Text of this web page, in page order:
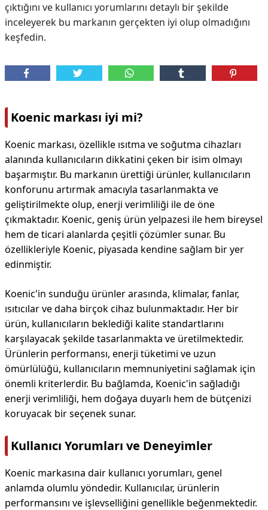
çıktığını ve kullanıcı yorumlarını detaylı bir şekilde
inceleyerek bu markanın gerçekten iyi olup olmadığını
keşfedin.
Koenic markası iyi mi?
Koenic markası, özellikle ısıtma ve soğutma cihazları
alanında kullanıcıların dikkatini çeken bir isim olmayı
başarmıştır. Bu markanın ürettiği ürünler, kullanıcıların
konforunu artırmak amacıyla tasarlanmakta ve
geliştirilmekte olup, enerji verimliliği ile de öne
çıkmaktadır. Koenic, geniş ürün yelpazesi ile hem bireysel
hem de ticari alanlarda çeşitli çözümler sunar. Bu
özellikleriyle Koenic, piyasada kendine sağlam bir yer
edinmiştir.
Koenic'in sunduğu ürünler arasında, klimalar, fanlar,
ısıtıcılar ve daha birçok cihaz bulunmaktadır. Her bir
ürün, kullanıcıların beklediği kalite standartlarını
karşılayacak şekilde tasarlanmakta ve üretilmektedir.
Ürünlerin performansı, enerji tüketimi ve uzun
ömürlülüğü, kullanıcıların memnuniyetini sağlamak için
önemli kriterlerdir. Bu bağlamda, Koenic'in sağladığı
enerji verimliliği, hem doğaya duyarlı hem de bütçenizi
koruyacak bir seçenek sunar.
Kullanıcı Yorumları ve Deneyimler
Koenic markasına dair kullanıcı yorumları, genel
anlamda olumlu yöndedir. Kullanıcılar, ürünlerin
performansını ve işlevselliğini genellikle beğenmektedir.